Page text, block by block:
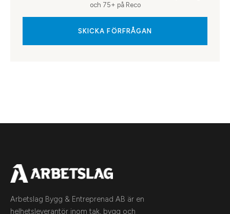
och 75+ på Reco
SKICKA FÖRFRÅGAN
Arbetslag Bygg & Entreprenad AB är en
helhetsleverantör inom tak, bygg och